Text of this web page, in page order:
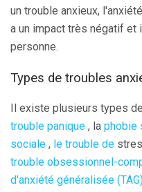
un trouble anxieux,
a un impact très négatif et
personne.
Types de troubles
Il existe plusieurs types
trouble panique , la phobie
sociale , le trouble de
trouble obsessionnel-
d'anxiété généralisée